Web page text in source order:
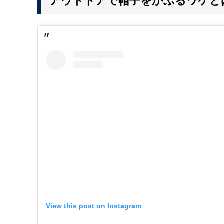
View this post on Instagram